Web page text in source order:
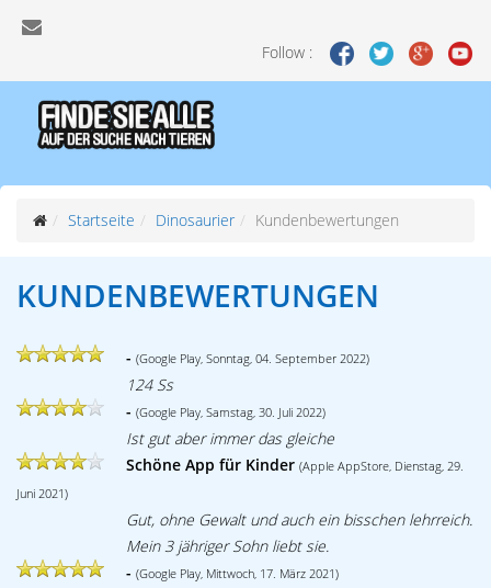
Follow :
Startseite Dinosaurier Kundenbewertungen
KUNDENBEWERTUNGEN
- (Google Play, Sonntag, 04. September 2022)
124 Ss
- (Google Play, Samstag, 30. Juli 2022)
Ist gut aber immer das gleiche
Schöne App für Kinder (Apple AppStore, Dienstag, 29.
Juni 2021)
Gut, ohne Gewalt und auch ein bisschen lehrreich.
Mein 3 jähriger Sohn liebt sie.
- (Google Play, Mittwoch, 17. März 2021)